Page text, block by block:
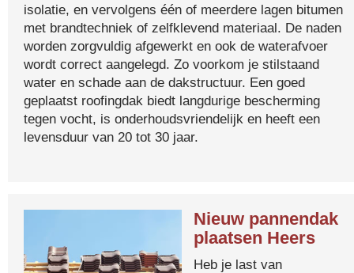
isolatie, en vervolgens één of meerdere lagen bitumen
met brandtechniek of zelfklevend materiaal. De naden
worden zorgvuldig afgewerkt en ook de waterafvoer
wordt correct aangelegd. Zo voorkom je stilstaand
water en schade aan de dakstructuur. Een goed
geplaatst roofingdak biedt langdurige bescherming
tegen vocht, is onderhoudsvriendelijk en heeft een
levensduur van 20 tot 30 jaar.
Nieuw pannendak
plaatsen Heers
Heb je last van